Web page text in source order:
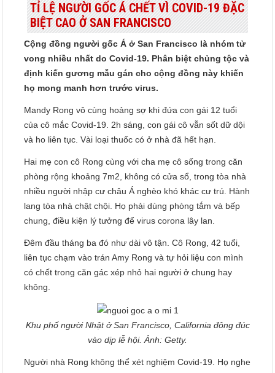
TỈ LỆ NGƯỜI GỐC Á CHẾT VÌ COVID-19 ĐẶC
BIỆT CAO Ở SAN FRANCISCO
Cộng đồng người gốc Á ở San Francisco là nhóm tử
vong nhiều nhất do Covid-19. Phân biệt chủng tộc và
định kiến gương mẫu gán cho cộng đồng này khiến
họ mong manh hơn trước virus.
Mandy Rong vô cùng hoảng sợ khi đứa con gái 12 tuổi
của cô mắc Covid-19. 2h sáng, con gái cô vẫn sốt dữ dội
và ho liên tục. Vài loại thuốc có ở nhà đã hết hạn.
Hai mẹ con cô Rong cùng với cha mẹ cô sống trong căn
phòng rộng khoảng 7m2, không có cửa sổ, trong tòa nhà
nhiều người nhập cư châu Á nghèo khó khác cư trú. Hành
lang tòa nhà chật chội. Họ phải dùng phòng tắm và bếp
chung, điều kiện lý tưởng để virus corona lây lan.
Đêm đầu tháng ba đó như dài vô tận. Cô Rong, 42 tuổi,
liên tục chạm vào trán Amy Rong và tự hỏi liệu con mình
có chết trong căn gác xép nhỏ hai người ở chung hay
không.
Khu phố người Nhật ở San Francisco, California đông đúc
vào dịp lễ hội. Ảnh: Getty.
Người nhà Rong không thể xét nghiệm Covid-19. Họ nghe